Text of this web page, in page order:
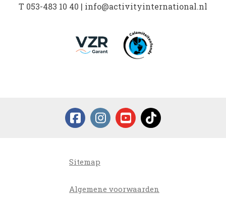
T 053-483 10 40 | info@activityinternational.nl
Sitemap
Algemene voorwaarden